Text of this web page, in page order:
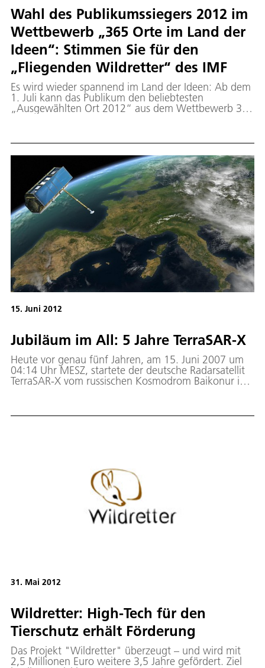
Wahl des Publikumssiegers 2012 im
Wettbewerb „365 Orte im Land der
Ideen“: Stimmen Sie für den
„Fliegenden Wildretter“ des IMF
Es wird wieder spannend im Land der Ideen: Ab dem
1. Juli kann das Publikum den beliebtesten
„Ausgewählten Ort 2012“ aus dem Wettbewerb 365
15. Juni 2012
Jubiläum im All: 5 Jahre TerraSAR-X
Heute vor genau fünf Jahren, am 15. Juni 2007 um
04:14 Uhr MESZ, startete der deutsche Radarsatellit
TerraSAR-X vom russischen Kosmodrom Baikonur ins
Auf fünf Jahre ausgelegt, hat der Erdtrabant seine
31. Mai 2012
Wildretter: High-Tech für den
Tierschutz erhält Förderung
Das Projekt "Wildretter" überzeugt – und wird mit
2,5 Millionen Euro weitere 3,5 Jahre gefördert. Ziel